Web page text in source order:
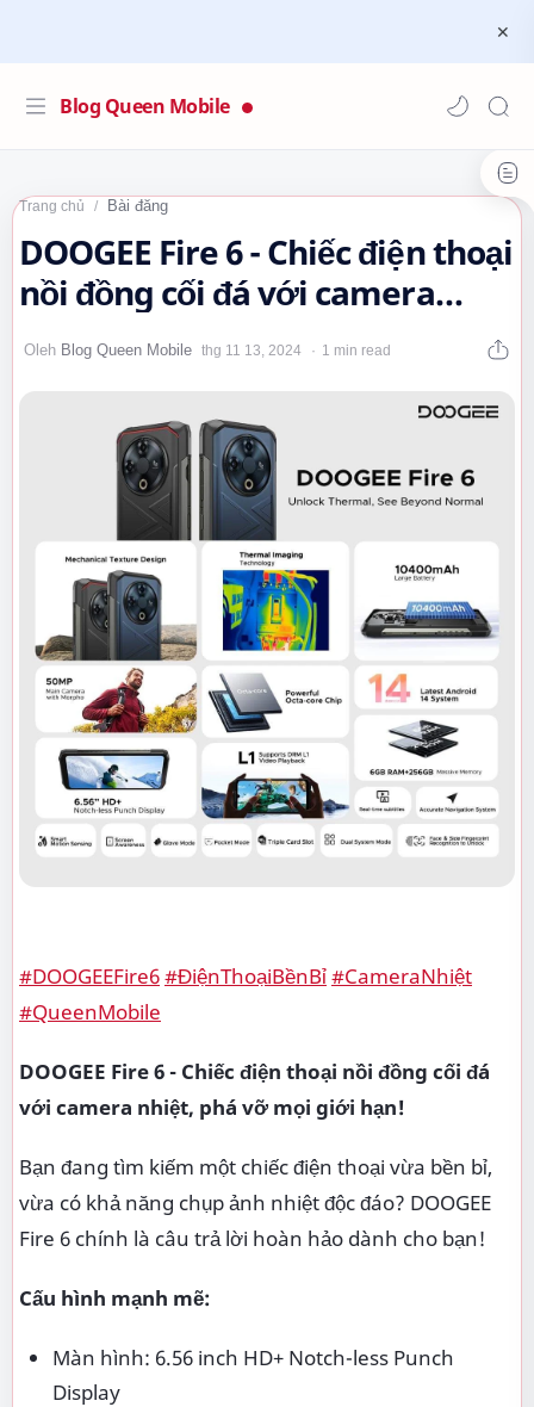
Blog Queen Mobile
Trang chủ Bài đăng
DOOGEE Fire 6 - Chiếc điện thoại
nồi đồng cối đá với camera
nhiệt, phá vỡ mọi giới hạn!…
1 min read
#DOOGEEFire6#ĐiệnThoạiBềnBỉ#CameraNhiệt
#QueenMobile
DOOGEE Fire 6 - Chiếc điện thoại nồi đồng cối đá
với camera nhiệt, phá vỡ mọi giới hạn!
Bạn đang tìm kiếm một chiếc điện thoại vừa bền bỉ,
vừa có khả năng chụp ảnh nhiệt độc đáo? DOOGEE
Fire 6 chính là câu trả lời hoàn hảo dành cho bạn!
Cấu hình mạnh mẽ:
Màn hình: 6.56 inch HD+ Notch-less Punch
Display